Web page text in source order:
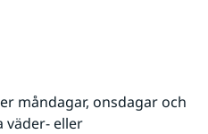
måndagar, onsdagar och
väder- eller